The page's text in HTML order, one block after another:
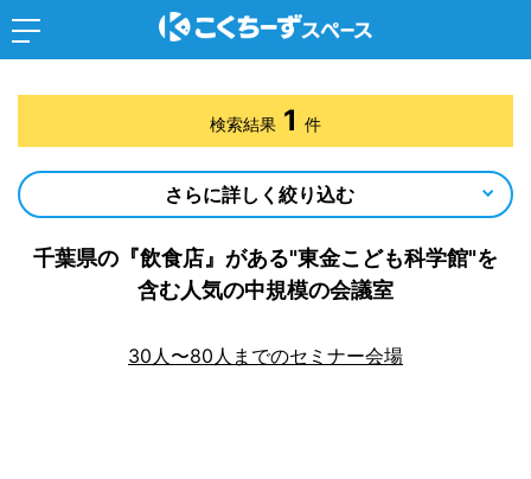
千葉県の『飲食店』がある"東金こども科学館"を
含む人気の中規模の会議室
30人〜80人までのセミナー会場
検索結果 1 件
さらに詳しく絞り込む